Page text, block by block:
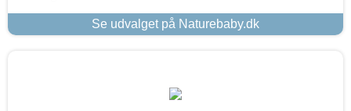
Se udvalget på Naturebaby.dk